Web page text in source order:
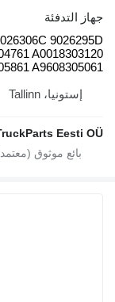
9026306C
9608304761
A9608305861